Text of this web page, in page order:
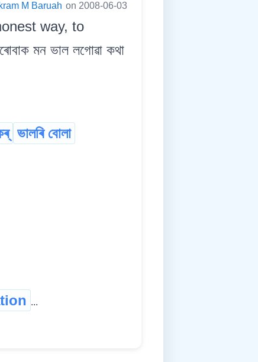
M Baruah on 2008-06-03
way, to
মন ভাল লগোৱা কথা
ভালৰি বোলা
...